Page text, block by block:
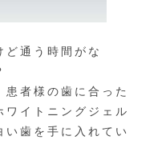
ど通う時間がな
者様の歯に合った
ワイトニングジェル
い歯を手に入れてい